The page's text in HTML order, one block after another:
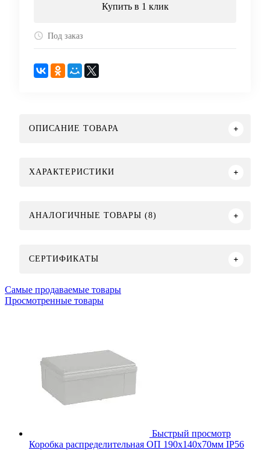
Купить в 1 клик
Под заказ
ОПИСАНИЕ ТОВАРА
ХАРАКТЕРИСТИКИ
АНАЛОГИЧНЫЕ ТОВАРЫ (8)
СЕРТИФИКАТЫ
Самые продаваемые товары
Просмотренные товары
Быстрый просмотр
Коробка распределительная ОП 190х140х70мм IP56